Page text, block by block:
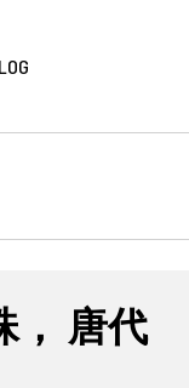
， 唐代